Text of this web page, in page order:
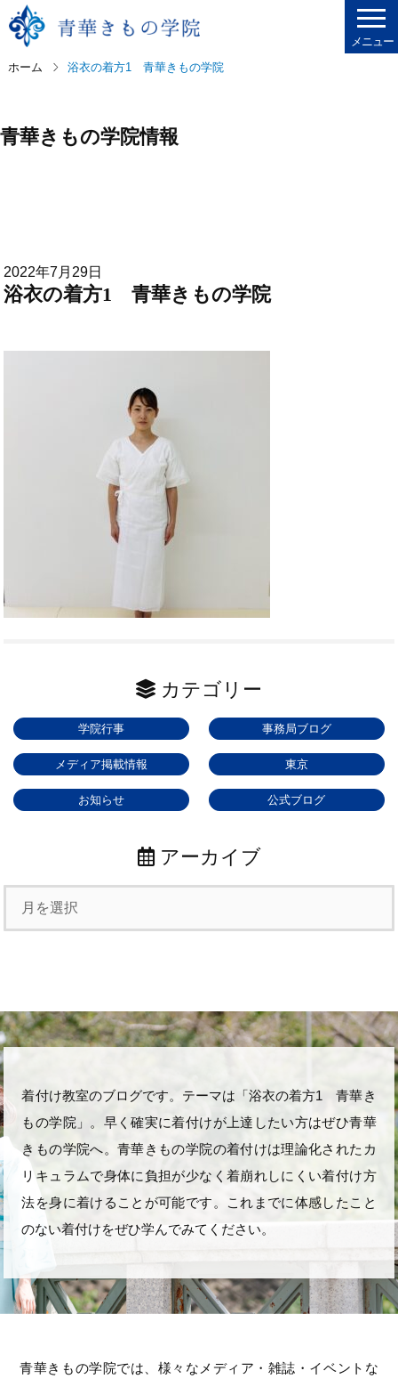
メニュー
ホーム
浴衣の着方1 青華きもの学院
青華きもの学院情報
2022年7月29日
浴衣の着方1 青華きもの学院
カテゴリー
学院行事 事務局ブログ
メディア掲載情報 東京
お知らせ 公式ブログ
アーカイブ
着付け教室のブログです。テーマは「浴衣の着方1 青華き
もの学院」。早く確実に着付けが上達したい方はぜひ青華
きもの学院へ。青華きもの学院の着付けは理論化されたカ
リキュラムで身体に負担が少なく着崩れしにくい着付け方
法を身に着けることが可能です。これまでに体感したこと
のない着付けをぜひ学んでみてください。
青華きもの学院では、様々なメディア・雑誌・イベントな